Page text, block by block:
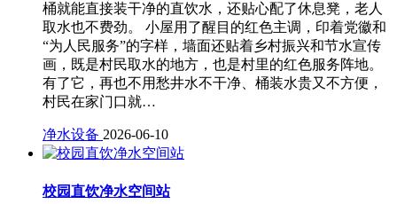
桶就能直接装干净的直饮水，还贴心配了休息凳，老人
取水也不费劲。 小屋用了醒目的红色主调，印着党徽和
“为人民服务”的字样，墙面还贴着乡村振兴和节水宣传
画，既是村民取水的地方，也是村里的红色服务阵地。
有了它，再也不用愁井水不干净、桶装水贵又不方便，
村民在家门口就…
净水设备 2026-06-10
校园直饮净水空间站